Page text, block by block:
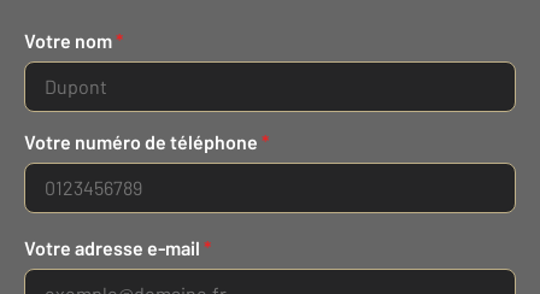
Votre nom*
Votre numéro de téléphone *
Votre adresse e-mail *